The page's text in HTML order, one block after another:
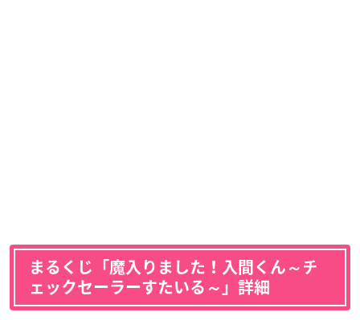
まるくじ「魔入りました！入間くん～チ
ェックセーラーすたいる～」詳細